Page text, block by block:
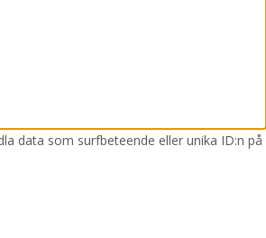
data som surfbeteende eller unika ID:n på